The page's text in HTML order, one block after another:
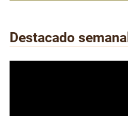
Destacado semanal